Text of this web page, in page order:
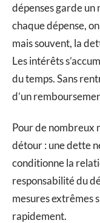
dépenses garde un
chaque dépense,
mais souvent, la
Les intérêts
du temps. Sans
d’un
Pour de nombreux
détour : une dette
conditionne la
responsabilité du
mesures extrêmes
rapidement.